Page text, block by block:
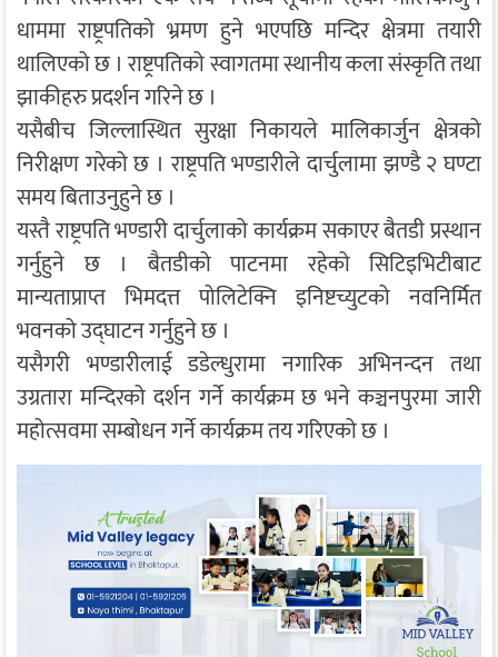
धाममा राष्ट्रपतिको भ्रमण हुने भएपछि मन्दिर क्षेत्रमा तयारी
थालिएको छ । राष्ट्रपतिको स्वागतमा स्थानीय कला संस्कृति तथा
झाकीहरु प्रदर्शन गरिने छ ।
यसैबीच जिल्लास्थित सुरक्षा निकायले मालिकार्जुन क्षेत्रको
निरीक्षण गरेको छ । राष्ट्रपति भण्डारीले दार्चुलामा झण्डै २ घण्टा
समय बिताउनुहुने छ ।
यस्तै राष्ट्रपति भण्डारी दार्चुलाको कार्यक्रम सकाएर बैतडी प्रस्थान
गर्नुहुने छ । बैतडीको पाटनमा रहेको सिटिइभिटीबाट
मान्यताप्राप्त भिमदत्त पोलिटेक्नि इनिष्टच्युटको नवनिर्मित
भवनको उद्घाटन गर्नुहुने छ ।
यसैगरी भण्डारीलाई डडेल्धुरामा नगारिक अभिनन्दन तथा
उग्रतारा मन्दिरको दर्शन गर्ने कार्यक्रम छ भने कञ्चनपुरमा जारी
महोत्सवमा सम्बोधन गर्ने कार्यक्रम तय गरिएको छ ।